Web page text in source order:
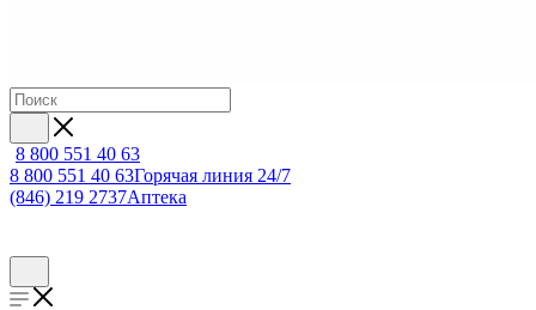
8 800 551 40 63
8 800 551 40 63Горячая линия 24/7
(846) 219 2737Аптека